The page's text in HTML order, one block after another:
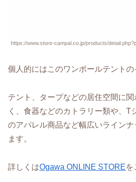
https://www.store-campal.co.jp/products/
個人的にはこのワンポールテントの
テント、タープなどの居住空間に
く、食器などのカトラリー類や、T
のアパレル商品など幅広いライン
ます。
詳しくはOgawa ONLINE STOREを